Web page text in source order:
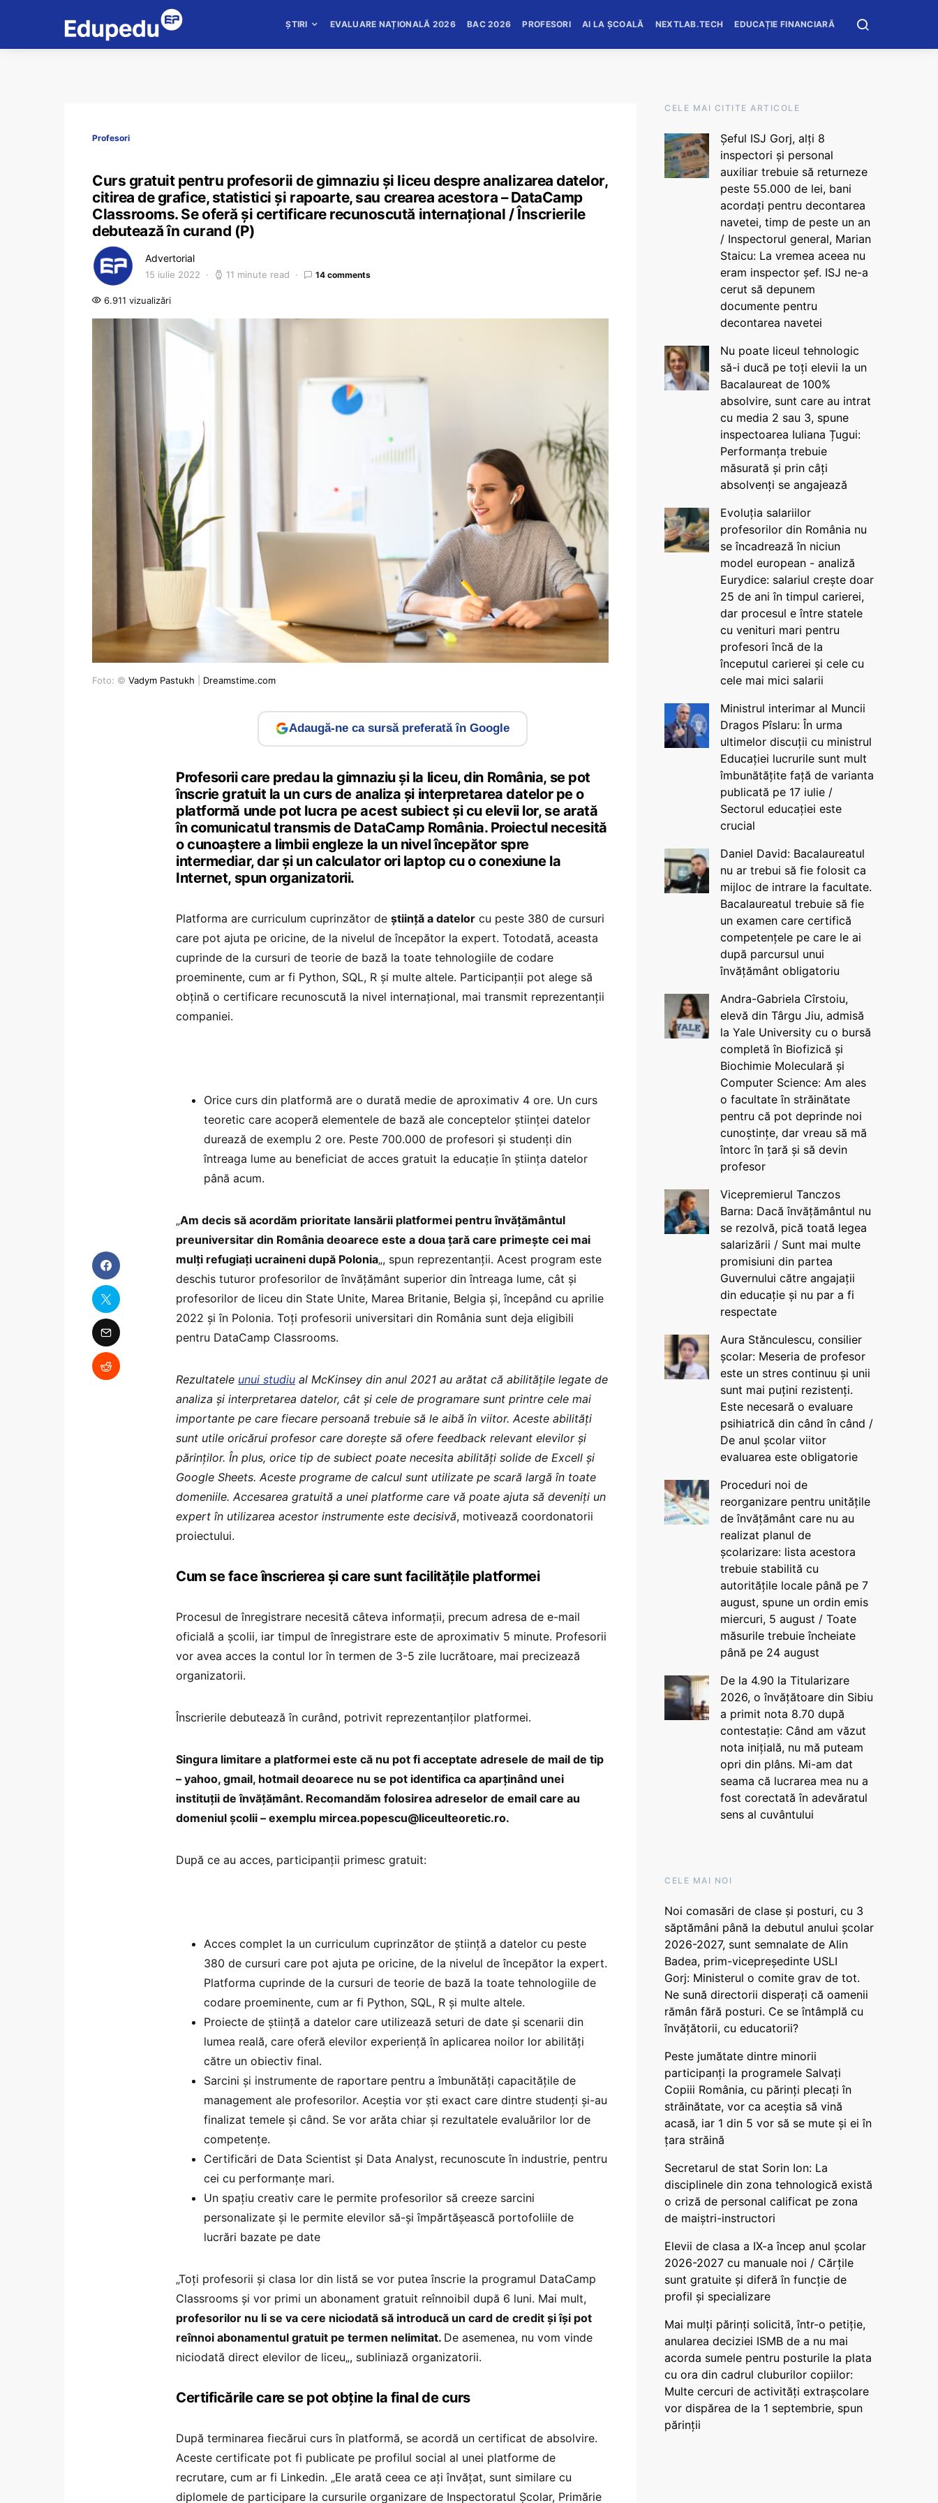
ȘTIRI EVALUARE NAȚIONALĂ 2026 BAC 2026 PROFESORI AI LA ȘCOALĂ NEXTLAB.TECH EDUCAȚIE FINANCIARĂ
Profesori
Curs gratuit pentru profesorii de gimnaziu și liceu despre analizarea datelor,
citirea de grafice, statistici și rapoarte, sau crearea acestora – DataCamp
Classrooms. Se oferă și certificare recunoscută internațional / Înscrierile
debutează în curand (P)
Advertorial
15 iulie 2022 11 minute read 14 comments
6.911 vizualizări
Foto: © Vadym Pastukh Dreamstime.com
Adaugă-ne ca sursă preferată în Google
Profesorii care predau la gimnaziu și la liceu, din România, se pot
înscrie gratuit la un curs de analiza și interpretarea datelor pe o
platformă unde pot lucra pe acest subiect și cu elevii lor, se arată
în comunicatul transmis de DataCamp România. Proiectul necesită
o cunoaștere a limbii engleze la un nivel începător spre
intermediar, dar și un calculator ori laptop cu o conexiune la
Internet, spun organizatorii.
Platforma are curriculum cuprinzător de știință a datelor cu peste 380 de cursuri
care pot ajuta pe oricine, de la nivelul de începător la expert. Totodată, aceasta
cuprinde de la cursuri de teorie de bază la toate tehnologiile de codare
proeminente, cum ar fi Python, SQL, R și multe altele. Participanții pot alege să
obțină o certificare recunoscută la nivel internațional, mai transmit reprezentanții
companiei.
Orice curs din platformă are o durată medie de aproximativ 4 ore. Un curs
teoretic care acoperă elementele de bază ale conceptelor științei datelor
durează de exemplu 2 ore. Peste 700.000 de profesori și studenți din
întreaga lume au beneficiat de acces gratuit la educație în știința datelor
până acum.
„Am decis să acordăm prioritate lansării platformei pentru învățământul
preuniversitar din România deoarece este a doua țară care primește cei mai
mulți refugiați ucraineni după Polonia„, spun reprezentanții. Acest program este
deschis tuturor profesorilor de învățământ superior din întreaga lume, cât și
profesorilor de liceu din State Unite, Marea Britanie, Belgia și, începând cu aprilie
2022 și în Polonia. Toți profesorii universitari din România sunt deja eligibili
pentru DataCamp Classrooms.
Rezultatele unui studiu al McKinsey din anul 2021 au arătat că abilitățile legate de
analiza și interpretarea datelor, cât și cele de programare sunt printre cele mai
importante pe care fiecare persoană trebuie să le aibă în viitor. Aceste abilități
sunt utile oricărui profesor care dorește să ofere feedback relevant elevilor și
părinților. În plus, orice tip de subiect poate necesita abilități solide de Excell și
Google Sheets. Aceste programe de calcul sunt utilizate pe scară largă în toate
domeniile. Accesarea gratuită a unei platforme care vă poate ajuta să deveniți un
expert în utilizarea acestor instrumente este decisivă, motivează coordonatorii
proiectului.
Cum se face înscrierea și care sunt facilitățile platformei
Procesul de înregistrare necesită câteva informații, precum adresa de e-mail
oficială a școlii, iar timpul de înregistrare este de aproximativ 5 minute. Profesorii
vor avea acces la contul lor în termen de 3-5 zile lucrătoare, mai precizează
organizatorii.
Înscrierile debutează în curând, potrivit reprezentanților platformei.
Singura limitare a platformei este că nu pot fi acceptate adresele de mail de tip
– yahoo, gmail, hotmail deoarece nu se pot identifica ca aparținând unei
instituții de învățământ. Recomandăm folosirea adreselor de email care au
domeniul școlii – exemplu mircea.popescu@liceulteoretic.ro.
După ce au acces, participanții primesc gratuit:
Acces complet la un curriculum cuprinzător de știință a datelor cu peste
380 de cursuri care pot ajuta pe oricine, de la nivelul de începător la expert.
Platforma cuprinde de la cursuri de teorie de bază la toate tehnologiile de
codare proeminente, cum ar fi Python, SQL, R și multe altele.
Proiecte de știință a datelor care utilizează seturi de date și scenarii din
lumea reală, care oferă elevilor experiență în aplicarea noilor lor abilități
către un obiectiv final.
Sarcini și instrumente de raportare pentru a îmbunătăți capacitățile de
management ale profesorilor. Aceștia vor ști exact care dintre studenți și-au
finalizat temele și când. Se vor arăta chiar și rezultatele evaluărilor lor de
competențe.
Certificări de Data Scientist și Data Analyst, recunoscute în industrie, pentru
cei cu performanțe mari.
Un spațiu creativ care le permite profesorilor să creeze sarcini
personalizate și le permite elevilor să-și împărtășească portofoliile de
lucrări bazate pe date
„Toți profesorii și clasa lor din listă se vor putea înscrie la programul DataCamp
Classrooms și vor primi un abonament gratuit reînnoibil după 6 luni. Mai mult,
profesorilor nu li se va cere niciodată să introducă un card de credit și își pot
reînnoi abonamentul gratuit pe termen nelimitat. De asemenea, nu vom vinde
niciodată direct elevilor de liceu„, subliniază organizatorii.
Certificările care se pot obține la final de curs
După terminarea fiecărui curs în platformă, se acordă un certificat de absolvire.
Aceste certificate pot fi publicate pe profilul social al unei platforme de
recrutare, cum ar fi Linkedin. „Ele arată ceea ce ați învățat, sunt similare cu
diplomele de participare la cursurile organizare de Inspectoratul Școlar, Primărie
CELE MAI CITITE ARTICOLE
Șeful ISJ Gorj, alți 8
inspectori și personal
auxiliar trebuie să returneze
peste 55.000 de lei, bani
acordați pentru decontarea
navetei, timp de peste un an
/ Inspectorul general, Marian
Staicu: La vremea aceea nu
eram inspector șef. ISJ ne-a
cerut să depunem
documente pentru
decontarea navetei
Nu poate liceul tehnologic
să-i ducă pe toți elevii la un
Bacalaureat de 100%
absolvire, sunt care au intrat
cu media 2 sau 3, spune
inspectoarea Iuliana Țugui:
Performanța trebuie
măsurată și prin câți
absolvenți se angajează
Evoluția salariilor
profesorilor din România nu
se încadrează în niciun
model european - analiză
Eurydice: salariul crește doar
25 de ani în timpul carierei,
dar procesul e între statele
cu venituri mari pentru
profesori încă de la
începutul carierei și cele cu
cele mai mici salarii
Ministrul interimar al Muncii
Dragos Pîslaru: În urma
ultimelor discuții cu ministrul
Educației lucrurile sunt mult
îmbunătățite față de varianta
publicată pe 17 iulie /
Sectorul educației este
crucial
Daniel David: Bacalaureatul
nu ar trebui să fie folosit ca
mijloc de intrare la facultate.
Bacalaureatul trebuie să fie
un examen care certifică
competențele pe care le ai
după parcursul unui
învățământ obligatoriu
Andra-Gabriela Cîrstoiu,
elevă din Târgu Jiu, admisă
la Yale University cu o bursă
completă în Biofizică și
Biochimie Moleculară și
Computer Science: Am ales
o facultate în străinătate
pentru că pot deprinde noi
cunoștințe, dar vreau să mă
întorc în țară și să devin
profesor
Vicepremierul Tanczos
Barna: Dacă învățământul nu
se rezolvă, pică toată legea
salarizării / Sunt mai multe
promisiuni din partea
Guvernului către angajații
din educație și nu par a fi
respectate
Aura Stănculescu, consilier
școlar: Meseria de profesor
este un stres continuu și unii
sunt mai puțini rezistenți.
Este necesară o evaluare
psihiatrică din când în când /
De anul școlar viitor
evaluarea este obligatorie
Proceduri noi de
reorganizare pentru unitățile
de învățământ care nu au
realizat planul de
școlarizare: lista acestora
trebuie stabilită cu
autoritățile locale până pe 7
august, spune un ordin emis
miercuri, 5 august / Toate
măsurile trebuie încheiate
până pe 24 august
De la 4.90 la Titularizare
2026, o învățătoare din Sibiu
a primit nota 8.70 după
contestație: Când am văzut
nota inițială, nu mă puteam
opri din plâns. Mi-am dat
seama că lucrarea mea nu a
fost corectată în adevăratul
sens al cuvântului
CELE MAI NOI
Noi comasări de clase și posturi, cu 3
săptămâni până la debutul anului școlar
2026-2027, sunt semnalate de Alin
Badea, prim-vicepreședinte USLI
Gorj: Ministerul o comite grav de tot.
Ne sună directorii disperați că oamenii
rămân fără posturi. Ce se întâmplă cu
învățătorii, cu educatorii?
Peste jumătate dintre minorii
participanți la programele Salvați
Copiii România, cu părinți plecați în
străinătate, vor ca aceștia să vină
acasă, iar 1 din 5 vor să se mute și ei în
țara străină
Secretarul de stat Sorin Ion: La
disciplinele din zona tehnologică există
o criză de personal calificat pe zona
de maiștri-instructori
Elevii de clasa a IX-a încep anul școlar
2026-2027 cu manuale noi / Cărțile
sunt gratuite și diferă în funcție de
profil și specializare
Mai mulți părinți solicită, într-o petiție,
anularea deciziei ISMB de a nu mai
acorda sumele pentru posturile la plata
cu ora din cadrul cluburilor copiilor:
Multe cercuri de activități extrașcolare
vor dispărea de la 1 septembrie, spun
părinții